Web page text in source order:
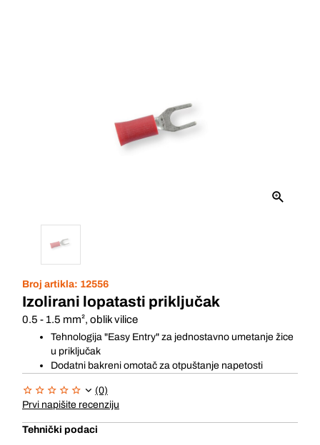
Broj artikla: 12556
Izolirani lopatasti priključak
0.5 - 1.5 mm², oblik vilice
Tehnologija "Easy Entry" za jednostavno umetanje žice
u priključak
Dodatni bakreni omotač za otpuštanje napetosti
(0)
Prvi napišite recenziju
Tehnički podaci